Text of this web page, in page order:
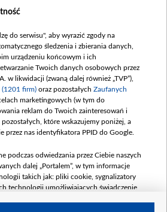
635 783 051,21 PLN
100 mln, październik 350
mln)
48 862 000,00 PLN
umowy: GRUDZIEŃ 2025
60,548 mln)
900 000 000,00 PLN
umowy: LUTY 2026 (wpłata
7 maja 180 mln, 8
250 000 000,00 PLN
do serwisu", aby wyrazić zgody na
śledzenia i zbierania danych,
urządzeniu końcowym i ich
Twoich danych osobowych przez
w likwidacji (zwaną dalej również „TVP”),
(1201 firm) oraz pozostałych Zaufanych
celach marketingowych (w tym do
reklam do Twoich zainteresowań i
które wskazujemy poniżej, a
przez nas identyfikatora PPID do Google.
podczas odwiedzania przez Ciebie naszych
dalej „Portalem”, w tym informacje
takich jak: pliki cookie, sygnalizatory
technologii umożliwiających świadczenie